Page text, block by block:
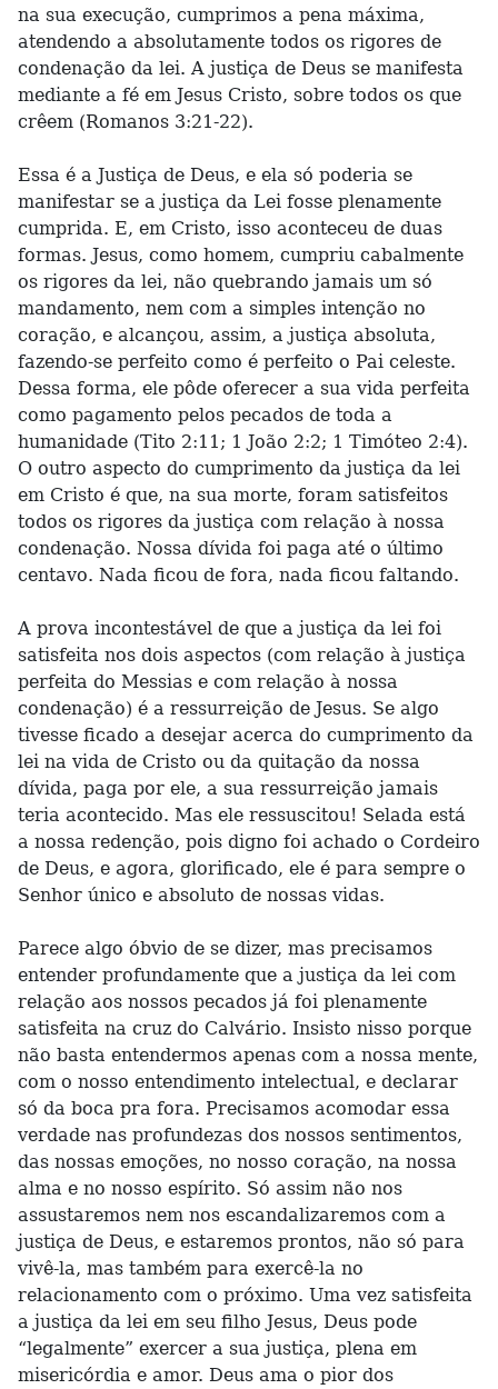
na sua execução, cumprimos a pena máxima,
atendendo a absolutamente todos os rigores de
condenação da lei. A justiça de Deus se manifesta
mediante a fé em Jesus Cristo, sobre todos os que
crêem (Romanos 3:21-22).
Essa é a Justiça de Deus, e ela só poderia se
manifestar se a justiça da Lei fosse plenamente
cumprida. E, em Cristo, isso aconteceu de duas
formas. Jesus, como homem, cumpriu cabalmente
os rigores da lei, não quebrando jamais um só
mandamento, nem com a simples intenção no
coração, e alcançou, assim, a justiça absoluta,
fazendo-se perfeito como é perfeito o Pai celeste.
Dessa forma, ele pôde oferecer a sua vida perfeita
como pagamento pelos pecados de toda a
humanidade (Tito 2:11; 1 João 2:2; 1 Timóteo 2:4).
O outro aspecto do cumprimento da justiça da lei
em Cristo é que, na sua morte, foram satisfeitos
todos os rigores da justiça com relação à nossa
condenação. Nossa dívida foi paga até o último
centavo. Nada ficou de fora, nada ficou faltando.
A prova incontestável de que a justiça da lei foi
satisfeita nos dois aspectos (com relação à justiça
perfeita do Messias e com relação à nossa
condenação) é a ressurreição de Jesus. Se algo
tivesse ficado a desejar acerca do cumprimento da
lei na vida de Cristo ou da quitação da nossa
dívida, paga por ele, a sua ressurreição jamais
teria acontecido. Mas ele ressuscitou! Selada está
a nossa redenção, pois digno foi achado o Cordeiro
de Deus, e agora, glorificado, ele é para sempre o
Senhor único e absoluto de nossas vidas.
Parece algo óbvio de se dizer, mas precisamos
entender profundamente que a justiça da lei com
relação aos nossos pecados já foi plenamente
satisfeita na cruz do Calvário. Insisto nisso porque
não basta entendermos apenas com a nossa mente,
com o nosso entendimento intelectual, e declarar
só da boca pra fora. Precisamos acomodar essa
verdade nas profundezas dos nossos sentimentos,
das nossas emoções, no nosso coração, na nossa
alma e no nosso espírito. Só assim não nos
assustaremos nem nos escandalizaremos com a
justiça de Deus, e estaremos prontos, não só para
vivê-la, mas também para exercê-la no
relacionamento com o próximo. Uma vez satisfeita
a justiça da lei em seu filho Jesus, Deus pode
“legalmente” exercer a sua justiça, plena em
misericórdia e amor. Deus ama o pior dos